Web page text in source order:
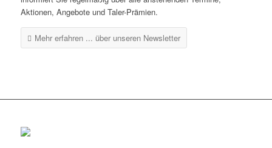
Aktionen, Angebote und Taler-Prämien.
Mehr erfahren ... über unseren Newsletter